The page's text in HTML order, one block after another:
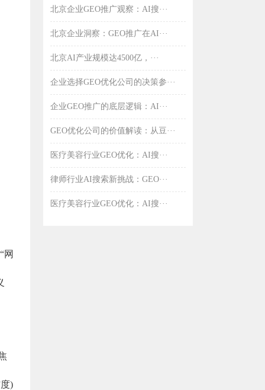
网
)
北京企业GEO推广观察：AI搜···
北京企业洞察：GEO推广在AI···
北京AI产业规模达4500亿，···
企业选择GEO优化公司的决策参···
企业GEO推广的底层逻辑：AI···
GEO优化公司的价值解读：从豆···
医疗美容行业GEO优化：AI搜···
律师行业AI搜索新挑战：GEO···
医疗美容行业GEO优化：AI搜···